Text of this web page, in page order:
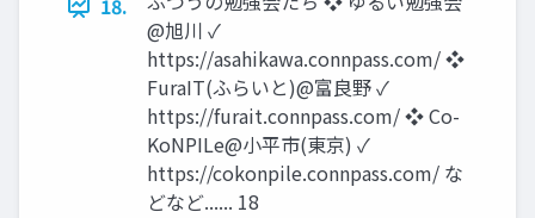
18.
@旭川 ✓
https://asahikawa.connpass.com/ ❖
FuraIT(ふらいと)@富良野 ✓
https://furait.connpass.com/ ❖ Co-
KoNPILe@小平市(東京) ✓
https://cokonpile.connpass.com/ な
どなど...... 18